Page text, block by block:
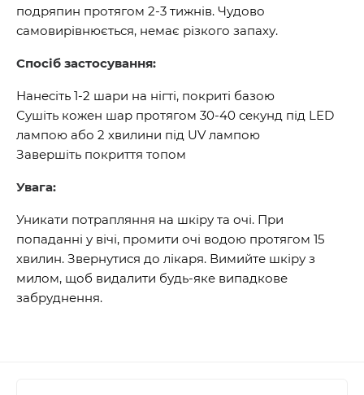
подряпин протягом 2-3 тижнів. Чудово
самовирівнюється, немає різкого запаху.
Спосіб застосування:
Нанесіть 1-2 шари на нігті, покриті базою
Сушіть кожен шар протягом 30-40 секунд під LED
лампою або 2 хвилини під UV лампою
Завершіть покриття топом
Увага:
Уникати потрапляння на шкіру та очі. При
попаданні у вічі, промити очі водою протягом 15
хвилин. Звернутися до лікаря. Вимийте шкіру з
милом, щоб видалити будь-яке випадкове
забруднення.